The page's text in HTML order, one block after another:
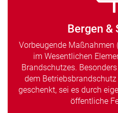
Bergen &
Vorbeugende Maßnahmen
im Wesentlichen
Brandschutzes.
dem
geschenkt, sei es durch
öffentliche